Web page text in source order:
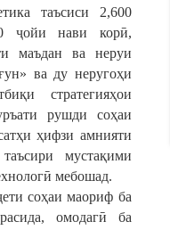
таъсиси 2,600
ҷойи нави корӣ,
маъдан ва неруи
ва ду неругоҳи
стратегияҳои
рушди соҳаи
ҳифзи амнияти
мустақими
мебошад.
соҳаи маориф ба
омодагӣ ба